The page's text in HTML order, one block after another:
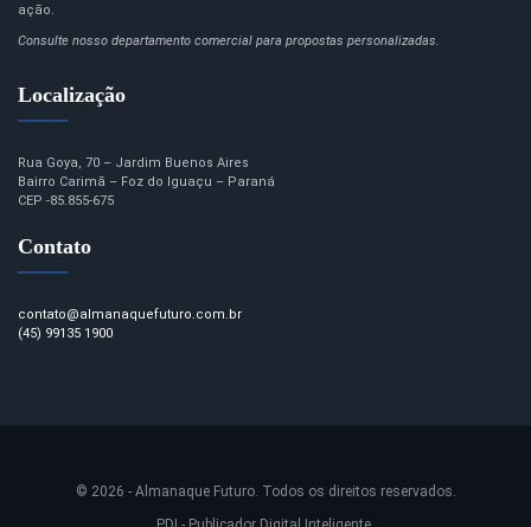
ação.
Consulte nosso departamento comercial para propostas personalizadas.
Localização
Rua Goya, 70 – Jardim Buenos Aires
Bairro Carimã – Foz do Iguaçu – Paraná
CEP -85.855-675
Contato
contato@almanaquefuturo.com.br
(45) 99135 1900
© 2026 - Almanaque Futuro. Todos os direitos reservados.